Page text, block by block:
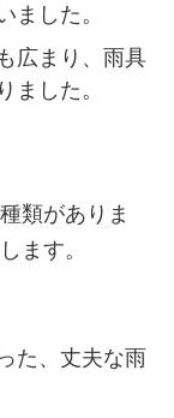
ました。
広まり、雨具
ました。
類がありま
ます。
た、丈夫な雨